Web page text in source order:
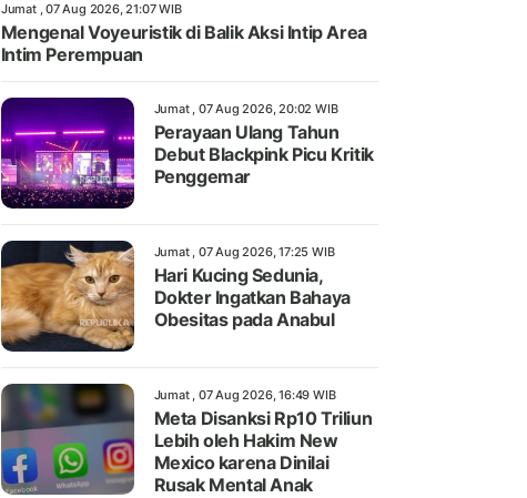
Jumat , 07 Aug 2026, 21:07 WIB
Mengenal Voyeuristik di Balik Aksi Intip Area
Intim Perempuan
Jumat , 07 Aug 2026, 20:02 WIB
Perayaan Ulang Tahun
Debut Blackpink Picu Kritik
Penggemar
Jumat , 07 Aug 2026, 17:25 WIB
Hari Kucing Sedunia,
Dokter Ingatkan Bahaya
Obesitas pada Anabul
Jumat , 07 Aug 2026, 16:49 WIB
Meta Disanksi Rp10 Triliun
Lebih oleh Hakim New
Mexico karena Dinilai
Rusak Mental Anak